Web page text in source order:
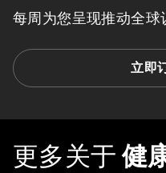
每周为您呈现推动全球
立即
更多关于 健